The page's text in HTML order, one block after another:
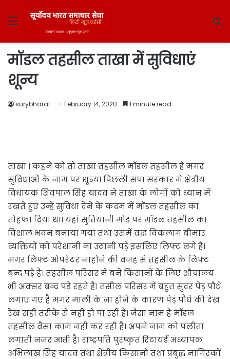
Menu
मॉडल तहसील ताखा में सुविधाएं
शून्य
surybharat February 14, 2020 1 minute read
ताखा । कहने को तो ताखा तहसील मॉडल तहसील है मगर
सुविधाओं के नाम पर शून्य। पिछली सपा सरकार में क्षेत्रीय
विधायक शिवपाल सिंह यादव ने ताखा के लोगों को ध्यान में
रखते हुए उन्हें सुविधा देने के कदम में मॉडल तहसील का
तोहफा दिया था। यहां सुतियानी मोड़ पर मॉडल तहसील का
विशाल भवन बनाया गया तथा उसमें व्रद्ध विकलांग बीमार
व्यक्तियों को परेशानी ना उठानी पड़े इसलिए लिफ्ट लगे है।
मगर लिफ्ट ओपरेटर नाहोने की वजह से तहसील के लिफ्ट
बन्द पड़े है। तहसील परिसर में बने किसानों के लिए शौचालय
भी अक्सर बन्द पड़े रहते है। तसील परिसर में बहुत सुंदर पेड़ पौधे
लगाए गए है मगर माली के ना होने के कारण पेड़ पौधे की देख
रेख सही तरीके से नही हो पा रही है। जैसा नाम है मॉडल
तहसील वैसा काम नही कर रही है। अपने नाम को पलीता
लगाती नजर आती है। राष्ट्रपति पुरष्कृत रिटायर्ड अध्यापक
अभिलाख सिंह यादव तथा क्षेत्रीय किसानों तथा प्रबुद्ध नागिरकों